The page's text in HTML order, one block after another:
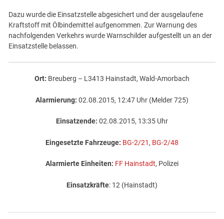
Dazu wurde die Einsatzstelle abgesichert und der ausgelaufene
Kraftstoff mit Ölbindemittel aufgenommen. Zur Warnung des
nachfolgenden Verkehrs wurde Warnschilder aufgestellt un an der
Einsatzstelle belassen.
Ort: Breuberg – L3413 Hainstadt, Wald-Amorbach
Alarmierung: 02.08.2015, 12:47 Uhr (Melder 725)
Einsatzende: 02.08.2015, 13:35 Uhr
Eingesetzte Fahrzeuge: BG-2/21, BG-2/48
Alarmierte Einheiten: FF Hainstadt, Polizei
Einsatzkräfte: 12 (Hainstadt)